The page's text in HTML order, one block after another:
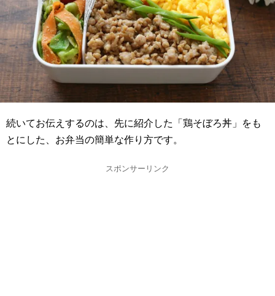
続いてお伝えするのは、先に紹介した「鶏そぼろ丼」をも
とにした、お弁当の簡単な作り方です。
スポンサーリンク